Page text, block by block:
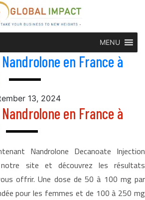
MENU
en France à
13, 2024
en France à
Nandrolone Decanoate Injection
site et découvrez les résultats
offrir. Une dose de 50 à 100 mg par
pour les femmes et de 100 à 250 mg